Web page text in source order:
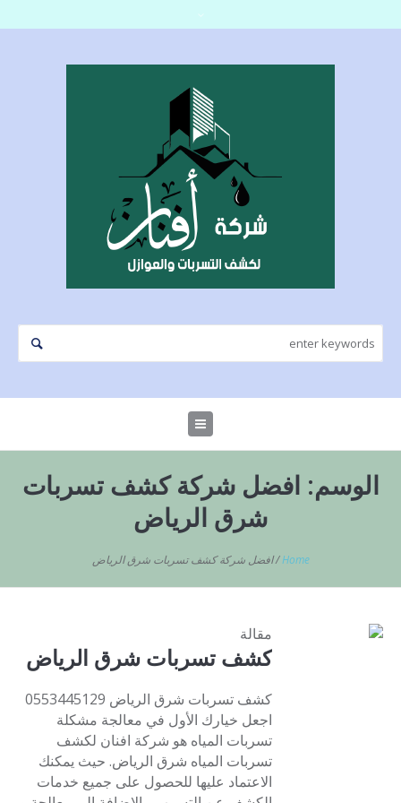
الوسم: افضل شركة كشف تسربات
شرق الرياض
Home
/افضل شركة كشف تسربات شرق الرياض
مقالة
كشف تسربات شرق الرياض
كشف تسربات شرق الرياض 0553445129
اجعل خيارك الأول في معالجة مشكلة
تسربات المياه هو شركة افنان لكشف
تسربات المياه شرق الرياض. حيث يمكنك
الاعتماد عليها للحصول على جميع خدمات